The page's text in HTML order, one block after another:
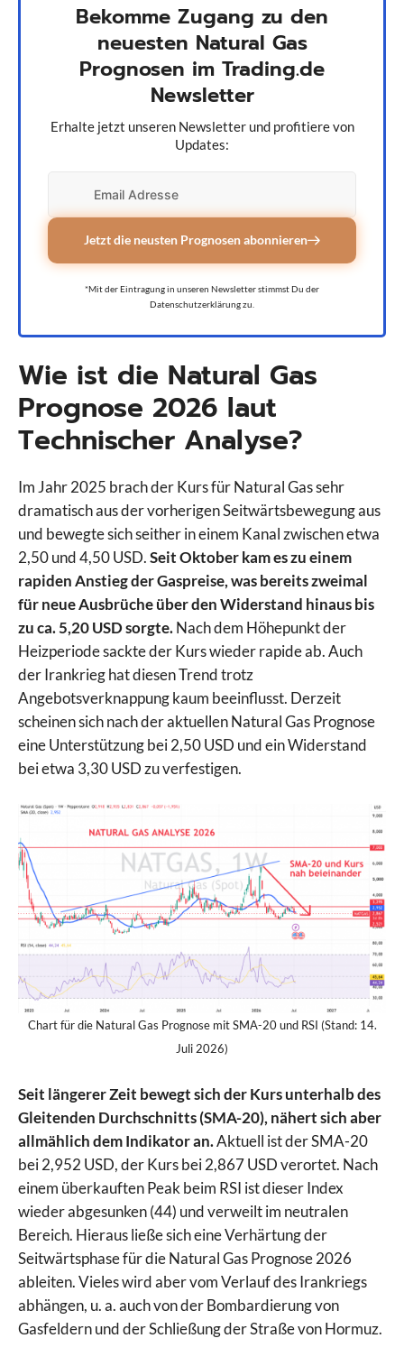
Bekomme Zugang zu den
neuesten Natural Gas
Prognosen im Trading.de
Newsletter
Erhalte jetzt unseren Newsletter und profitiere von
Updates:
Jetzt die neusten Prognosen abonnieren
*Mit der Eintragung in unseren Newsletter stimmst Du der
Datenschutzerklärung zu.
Wie ist die Natural Gas
Prognose 2026 laut
Technischer Analyse?
Im Jahr 2025 brach der Kurs für Natural Gas sehr
dramatisch aus der vorherigen Seitwärtsbewegung aus
und bewegte sich seither in einem Kanal zwischen etwa
2,50 und 4,50 USD.Seit Oktober kam es zu einem
rapiden Anstieg der Gaspreise, was bereits zweimal
für neue Ausbrüche über den Widerstand hinaus bis
zu ca. 5,20 USD sorgte.Nach dem Höhepunkt der
Heizperiode sackte der Kurs wieder rapide ab. Auch
der Irankrieg hat diesen Trend trotz
Angebotsverknappung kaum beeinflusst. Derzeit
scheinen sich nach der aktuellen Natural Gas Prognose
eine Unterstützung bei 2,50 USD und ein Widerstand
bei etwa 3,30 USD zu verfestigen.
Chart für die Natural Gas Prognose mit SMA-20 und RSI (Stand: 14.
Juli 2026)
Seit längerer Zeit bewegt sich der Kurs unterhalb des
Gleitenden Durchschnitts (SMA-20), nähert sich aber
allmählich dem Indikator an.Aktuell ist der SMA-20
bei 2,952 USD, der Kurs bei 2,867 USD verortet. Nach
einem überkauften Peak beim RSI ist dieser Index
wieder abgesunken (44) und verweilt im neutralen
Bereich. Hieraus ließe sich eine Verhärtung der
Seitwärtsphase für die Natural Gas Prognose 2026
ableiten. Vieles wird aber vom Verlauf des Irankriegs
abhängen, u. a. auch von der Bombardierung von
Gasfeldern und der Schließung der Straße von Hormuz.